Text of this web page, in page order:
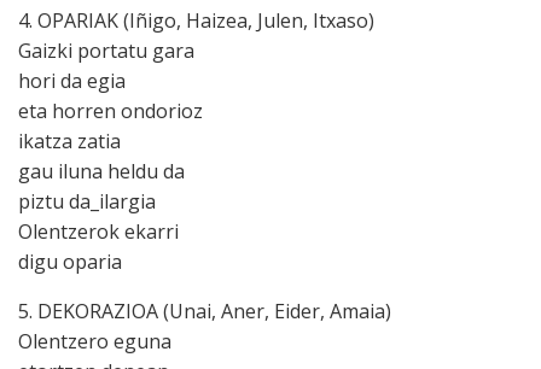
4. OPARIAK (Iñigo, Haizea, Julen, Itxaso)
Gaizki portatu gara
hori da egia
eta horren ondorioz
ikatza zatia
gau iluna heldu da
piztu da_ilargia
Olentzerok ekarri
digu oparia
5. DEKORAZIOA (Unai, Aner, Eider, Amaia)
Olentzero eguna